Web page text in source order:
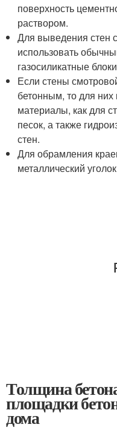
поверхность
раствором.
Для выведения стен
использовать
газосиликатные
Если стены
бетонным, то для
материалы, как для
песок, а также
стен.
Для обрамления
металлический
Толщина
площадки
дома